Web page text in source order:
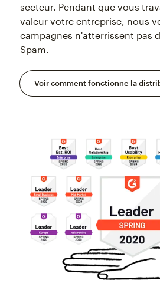
secteur. Pendant que vous
valeur votre entreprise, nous
campagnes n'atterrissent pas
Spam.
Voir comment fonctionne la